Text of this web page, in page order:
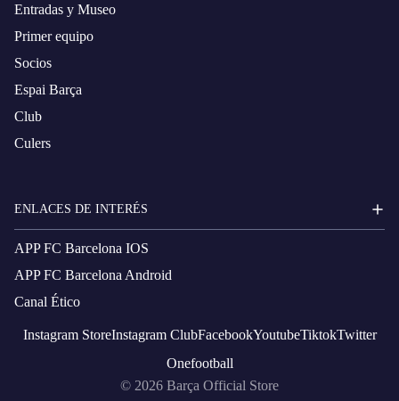
Entradas y Museo
Primer equipo
Socios
Espai Barça
Club
Culers
ENLACES DE INTERÉS
APP FC Barcelona IOS
APP FC Barcelona Android
Canal Ético
Instagram StoreInstagram ClubFacebookYoutubeTiktokTwitter
Onefootball
© 2026 Barça Official Store